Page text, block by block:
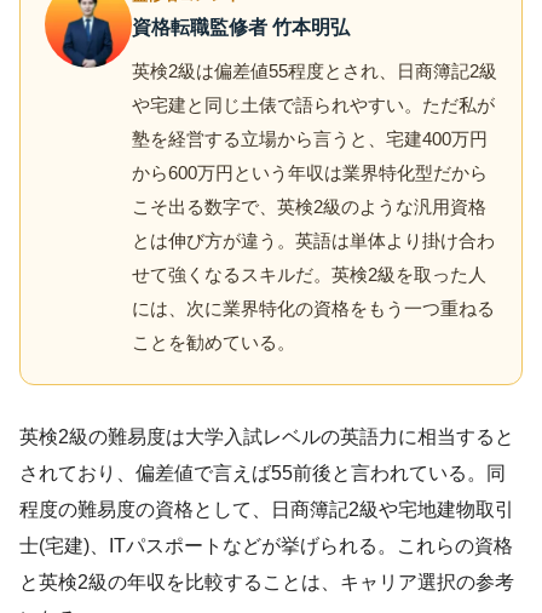
資格転職監修者 竹本明弘
英検2級は偏差値55程度とされ、日商簿記2級
や宅建と同じ土俵で語られやすい。ただ私が
塾を経営する立場から言うと、宅建400万円
から600万円という年収は業界特化型だから
こそ出る数字で、英検2級のような汎用資格
とは伸び方が違う。英語は単体より掛け合わ
せて強くなるスキルだ。英検2級を取った人
には、次に業界特化の資格をもう一つ重ねる
ことを勧めている。
英検2級の難易度は大学入試レベルの英語力に相当すると
されており、偏差値で言えば55前後と言われている。同
程度の難易度の資格として、日商簿記2級や宅地建物取引
士(宅建)、ITパスポートなどが挙げられる。これらの資格
と英検2級の年収を比較することは、キャリア選択の参考